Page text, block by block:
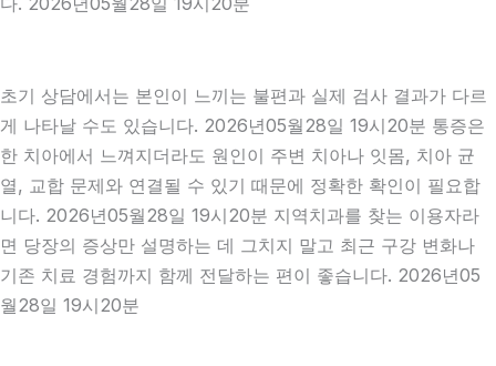
초기 상담에서는 본인이 느끼는 불편과 실제 검사 결과가 다르
게 나타날 수도 있습니다. 2026년05월28일 19시20분 통증은
한 치아에서 느껴지더라도 원인이 주변 치아나 잇몸, 치아 균
열, 교합 문제와 연결될 수 있기 때문에 정확한 확인이 필요합
니다. 2026년05월28일 19시20분 지역치과를 찾는 이용자라
면 당장의 증상만 설명하는 데 그치지 말고 최근 구강 변화나
기존 치료 경험까지 함께 전달하는 편이 좋습니다. 2026년05
월28일 19시20분